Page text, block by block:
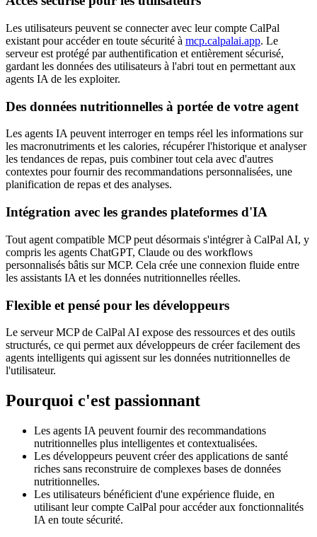
Les utilisateurs peuvent se connecter avec leur compte CalPal
existant pour accéder en toute sécurité à mcp.calpalai.app. Le
serveur est protégé par authentification et entièrement sécurisé,
gardant les données des utilisateurs à l'abri tout en permettant aux
agents IA de les exploiter.
Des données nutritionnelles à portée de votre agent
Les agents IA peuvent interroger en temps réel les informations sur
les macronutriments et les calories, récupérer l'historique et analyser
les tendances de repas, puis combiner tout cela avec d'autres
contextes pour fournir des recommandations personnalisées, une
planification de repas et des analyses.
Intégration avec les grandes plateformes d'IA
Tout agent compatible MCP peut désormais s'intégrer à CalPal AI, y
compris les agents ChatGPT, Claude ou des workflows
personnalisés bâtis sur MCP. Cela crée une connexion fluide entre
les assistants IA et les données nutritionnelles réelles.
Flexible et pensé pour les développeurs
Le serveur MCP de CalPal AI expose des ressources et des outils
structurés, ce qui permet aux développeurs de créer facilement des
agents intelligents qui agissent sur les données nutritionnelles de
l'utilisateur.
Pourquoi c'est passionnant
Les agents IA peuvent fournir des recommandations
nutritionnelles plus intelligentes et contextualisées.
Les développeurs peuvent créer des applications de santé
riches sans reconstruire de complexes bases de données
nutritionnelles.
Les utilisateurs bénéficient d'une expérience fluide, en
utilisant leur compte CalPal pour accéder aux fonctionnalités
IA en toute sécurité.